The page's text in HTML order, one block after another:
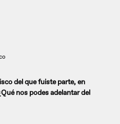
del que fuiste parte, en
nos podes adelantar del